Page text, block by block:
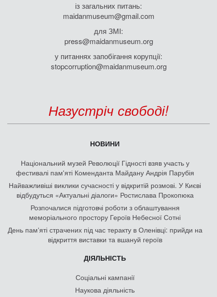
із загальних питань:
maidanmuseum@gmail.com
для ЗМІ:
press@maidanmuseum.org
у питаннях запобігання корупції:
stopcorruption@maidanmuseum.org
Назустріч свободі!
НОВИНИ
Національний музей Революції Гідності взяв участь у
фестивалі пам'яті Коменданта Майдану Андрія Парубія
Найважливіші виклики сучасності у відкритій розмові. У Києві
відбудуться «Актуальні діалоги» Ростислава Прокопюка
Розпочалися підготовчі роботи з облаштування
меморіального простору Героїв Небесної Сотні
День памʼяті страчених під час теракту в Оленівці: прийди на
відкриття виставки та вшануй героїв
ДІЯЛЬНІСТЬ
Соціальні кампанії
Наукова діяльність